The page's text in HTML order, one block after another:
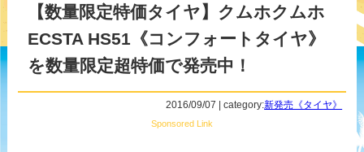
【数量限定特価タイヤ】クムホクムホ
ECSTA HS51《コンフォートタイヤ》
を数量限定超特価で発売中！
2016/09/07 | category:新発売《タイヤ》
Sponsored Link